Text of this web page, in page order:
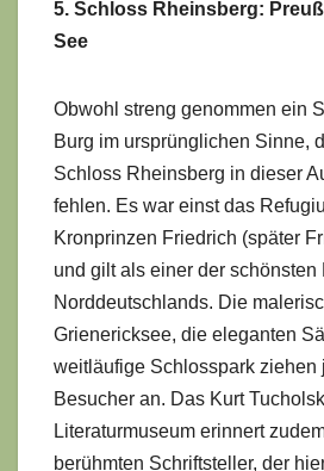
5. Schloss Rheinsberg:
See
Obwohl streng genommen ein
Burg im ursprünglichen Sinne,
Schloss Rheinsberg in dieser
fehlen. Es war einst das
Kronprinzen Friedrich (später
und gilt als einer der schönsten
Norddeutschlands. Die
Grienericksee, die eleganten
weitläufige Schlosspark ziehen
Besucher an. Das Kurt
Literaturmuseum erinnert
berühmten Schriftsteller, der